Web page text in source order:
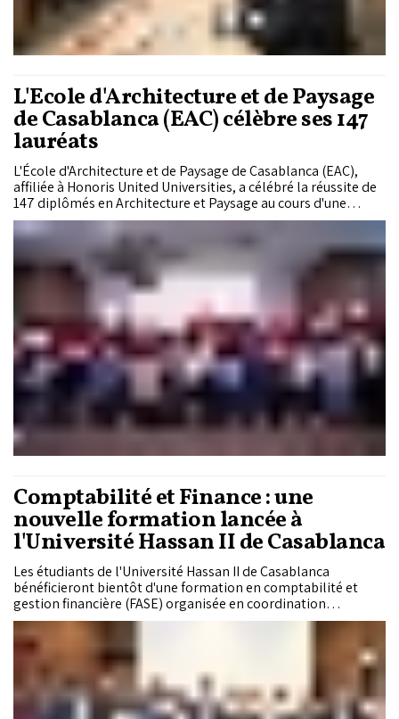
L'École d'Architecture et de Paysage
de Casablanca (EAC) célèbre ses 147
lauréats
L'École d'Architecture et de Paysage de Casablanca (EAC),
affiliée à Honoris United Universities, a célébré la réussite de
147 diplômés en Architecture et Paysage au cours d'une
mémorable cérémonie de remise des diplômes.
Comptabilité et Finance : une
nouvelle formation lancée à
l'Université Hassan II de Casablanca
Les étudiants de l'Université Hassan II de Casablanca
bénéficieront bientôt d'une formation en comptabilité et
gestion financière (FASE) organisée en coordination
avec l'Ordre des Experts-Comptables (OEC) du Maroc.